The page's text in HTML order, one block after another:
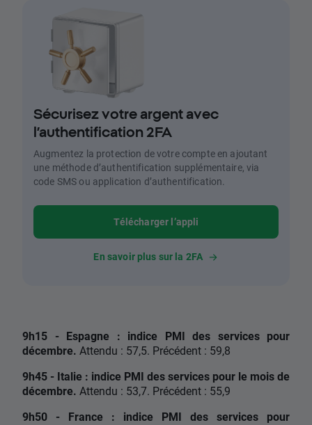
Sécurisez votre argent avec
l’authentification 2FA
Augmentez la protection de votre compte en ajoutant
une méthode d’authentification supplémentaire, via
code SMS ou application d’authentification.
Télécharger l’appli
En savoir plus sur la 2FA
9h15 - Espagne : indice PMI des services pour
décembre. Attendu : 57,5. Précédent : 59,8
9h45 - Italie : indice PMI des services pour le mois de
décembre. Attendu : 53,7. Précédent : 55,9
9h50 - France : indice PMI des services pour